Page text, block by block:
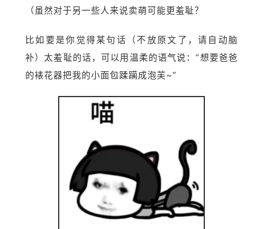
（虽然对于另一些人来说卖萌可能更羞耻？
比如要是你觉得某句话（不放原文了，请自动脑
补）太羞耻的话，可以用温柔的语气说：“想要爸爸
的裱花器把我的小面包蹂躏成泡芙~”